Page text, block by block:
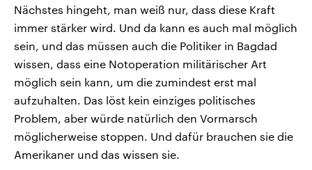
Nächstes hingeht, man weiß nur, dass diese Kraft
immer stärker wird. Und da kann es auch mal möglich
sein, und das müssen auch die Politiker in Bagdad
wissen, dass eine Notoperation militärischer Art
möglich sein kann, um die zumindest erst mal
aufzuhalten. Das löst kein einziges politisches
Problem, aber würde natürlich den Vormarsch
möglicherweise stoppen. Und dafür brauchen sie die
Amerikaner und das wissen sie.